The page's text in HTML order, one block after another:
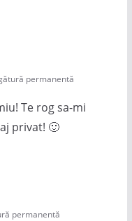
permanentă
Te rog sa-mi
privat! 🙂
permanentă